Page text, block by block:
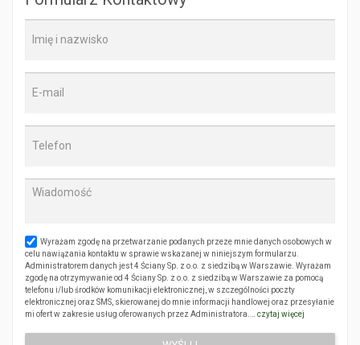
Wyrażam zgodę na przetwarzanie podanych przeze mnie danych osobowych w
celu nawiązania kontaktu w sprawie wskazanej w niniejszym formularzu.
Administratorem danych jest 4 Ściany Sp. z o.o. z siedzibą w Warszawie. Wyrażam
zgodę na otrzymywanie od 4 Ściany Sp. z o.o. z siedzibą w Warszawie za pomocą
telefonu i/lub środków komunikacji elektronicznej, w szczególności poczty
elektronicznej oraz SMS, skierowanej do mnie informacji handlowej oraz przesyłanie
mi ofert w zakresie usług oferowanych przez Administratora.… czytaj więcej